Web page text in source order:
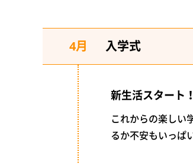
4月 入学式
新生活スタート！
これからの楽しい
るか不安もいっぱ